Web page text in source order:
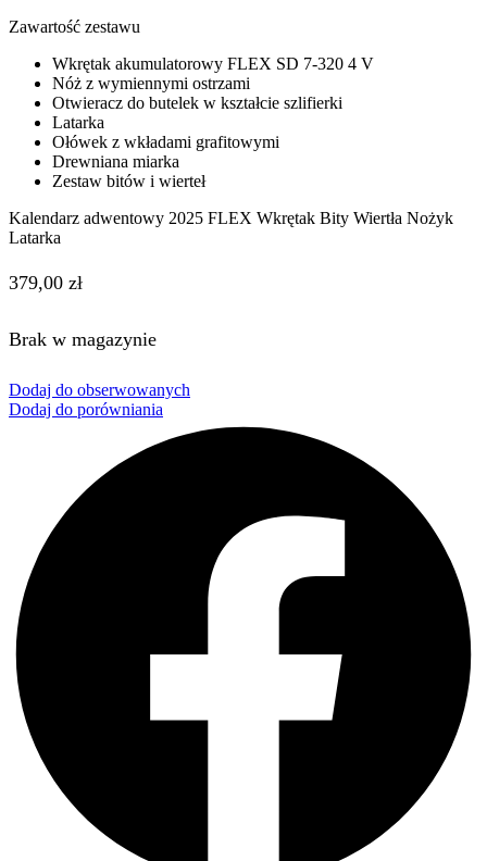
Zawartość zestawu
Wkrętak akumulatorowy FLEX SD 7-320 4 V
Nóż z wymiennymi ostrzami
Otwieracz do butelek w kształcie szlifierki
Latarka
Ołówek z wkładami grafitowymi
Drewniana miarka
Zestaw bitów i wierteł
Kalendarz adwentowy 2025 FLEX Wkrętak Bity Wiertła Nożyk
Latarka
379,00 zł
Brak w magazynie
Dodaj do obserwowanych
Dodaj do porówniania